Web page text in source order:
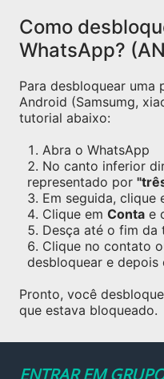
Como
WhatsApp?
Para desbloquear uma
Android (Samsumg,
tutorial abaixo:
Abra o WhatsApp
No canto inferior
representado por
Em seguida, clique
Clique em Conta e
Desça até o fim da
Clique no contato
desbloquear e depois
Pronto, você
que estava bloqueado.
ENTRAR EM